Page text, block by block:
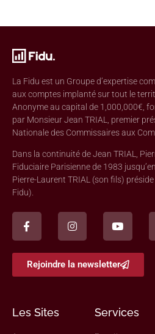
La Fidu est un Groupe d’expertise
aux comptes implanté sur tout le
Anonyme au capital de 1,000,000€,
par Monsieur Jean TRIAL, premier
Nationale des Commissaires aux
Dans la continuité de Jean TRIAL,
Fiduciaire Parisienne de 1983
Pierre-Laurent TRIAL (son fils)
Fidu).
Rejoindre la newsletter
Les Sites Services